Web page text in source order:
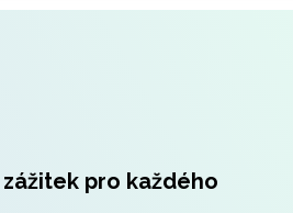
pro každého